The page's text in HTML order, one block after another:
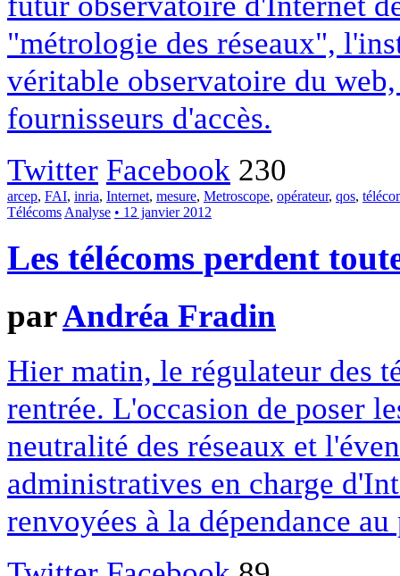
"métrologie des réseaux",
véritable observatoire du
fournisseurs d'accès.
Twitter Facebook 230
arcep, FAI, inria, Internet, mesure, Metroscope, opérateur, qos,
Télécoms Analyse • 12 janvier 2012
Les télécoms perdent
parAndréa Fradin
Hier matin, le régulateur des
rentrée. L'occasion de poser
neutralité des réseaux et
administratives en charge
renvoyées à la dépendance